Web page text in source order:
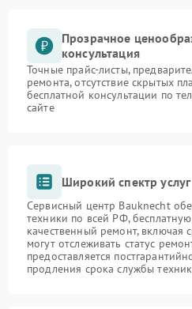
Прозрачное
консультация
Точные прайс-листы,
ремонта, отсутствие скрытых
бесплатной консультации по
сайте
Широкий спектр услуг
Сервисный центр Bauknecht
техники по всей РФ,
качественный ремонт, включая
могут отслеживать статус
предоставляется
продления срока службы